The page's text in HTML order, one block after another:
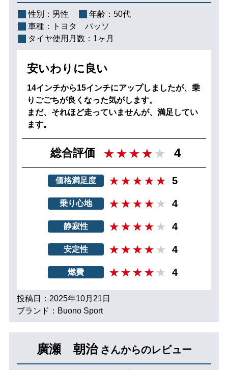
性別： 男性 年齢： 50代
車種：
トヨタ パッソ
タイヤ使用月数： 1ヶ月
安いわりに良い
14インチから15インチにアップしましたが、乗
りごごちが良くなった気がします。
まだ、それほど走っていませんが、満足してい
ます。
総合評価 4
価格満足度 5
乗り心地 4
静寂性 4
安定性 4
燃費 4
投稿日：2025年10月21日
ブランド：Buono Sport
廣瀬 朝治 さんからのレビュー